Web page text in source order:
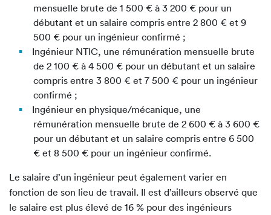
mensuelle brute de 1 500 € à 3 200 € pour un
débutant et un salaire compris entre 2 800 € et 9
500 € pour un ingénieur confirmé ;
Ingénieur NTIC, une rémunération mensuelle brute
de 2 100 € à 4 500 € pour un débutant et un salaire
compris entre 3 800 € et 7 500 € pour un ingénieur
confirmé ;
Ingénieur en physique/mécanique, une
rémunération mensuelle brute de 2 600 € à 3 600 €
pour un débutant et un salaire compris entre 6 500
€ et 8 500 € pour un ingénieur confirmé.
Le salaire d’un ingénieur peut également varier en
fonction de son lieu de travail. Il est d’ailleurs observé que
le salaire est plus élevé de 16 % pour des ingénieurs